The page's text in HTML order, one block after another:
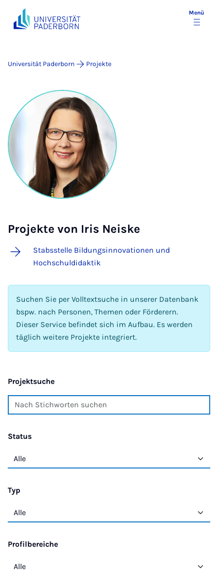
Menü
Universität Paderborn Projekte
Projekte von Iris Neiske
Stabsstelle Bildungsinnovationen und
Hochschuldidaktik
Suchen Sie per Volltextsuche in unserer Datenbank
bspw. nach Personen, Themen oder Förderern.
Dieser Service befindet sich im Aufbau. Es werden
täglich weitere Projekte integriert.
Projektsuche
Status
Typ
Profilbereiche